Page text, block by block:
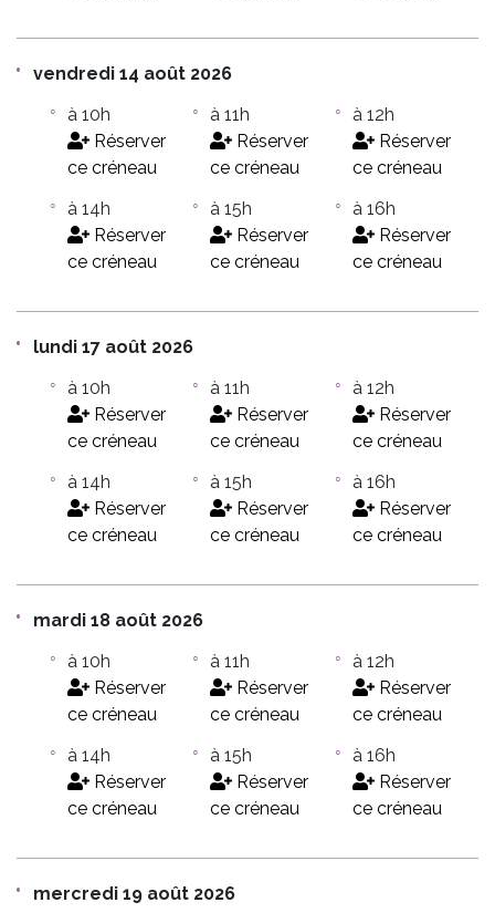
vendredi 14 août 2026
à 10h
Réserver
ce créneau
à 11h
Réserver
ce créneau
à 12h
Réserver
ce créneau
à 14h
Réserver
ce créneau
à 15h
Réserver
ce créneau
à 16h
Réserver
ce créneau
lundi 17 août 2026
à 10h
Réserver
ce créneau
à 11h
Réserver
ce créneau
à 12h
Réserver
ce créneau
à 14h
Réserver
ce créneau
à 15h
Réserver
ce créneau
à 16h
Réserver
ce créneau
mardi 18 août 2026
à 10h
Réserver
ce créneau
à 11h
Réserver
ce créneau
à 12h
Réserver
ce créneau
à 14h
Réserver
ce créneau
à 15h
Réserver
ce créneau
à 16h
Réserver
ce créneau
mercredi 19 août 2026